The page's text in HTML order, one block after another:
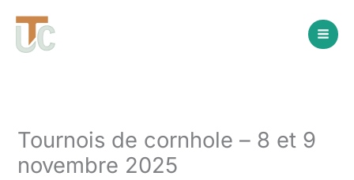
contenu
Tournois de cornhole – 8 et 9
novembre 2025